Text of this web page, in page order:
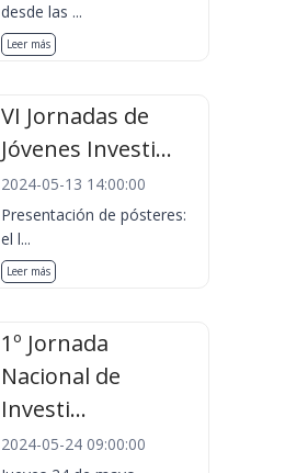
desde las ...
Leer más
VI Jornadas de
Jóvenes Investi...
2024-05-13 14:00:00
Presentación de pósteres:
el l...
Leer más
1º Jornada
Nacional de
Investi...
2024-05-24 09:00:00